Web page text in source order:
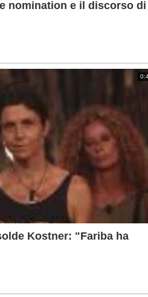
nomination e il discorso di
Kostner: "Fariba ha